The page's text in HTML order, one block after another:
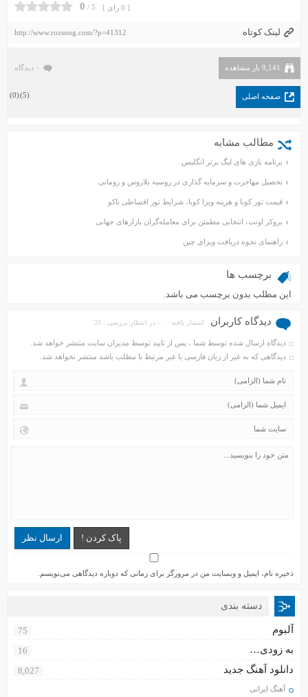
5 /
0 [ 0 رای ]
لینک کوتاه http://www.rozsong.com/?p=41312
9,141 بار مشاهده ۰ دیدگاه
صفحه اصلی (
5
)
(
0
)
مطالب مشابه
برنامه بازی های لیگ برتر انگلیس
تحصیل مهاجرت و سرمایه گذاری در روسیه بلاروس و رومانی
قیمت تور کوبا و هزینه ویزا کوبا، شرایط تور اقساطی باکو
بروکر اوتت، انتخابی مطمئن برای معامله‌گران بازارهای جهانی
راهنمای نحوه دریافت ویزای چین
برچسب ها
این مطلب بدون برچسب می باشد.
دیدگاه کاربران انتشار یافته : ۰ - در انتظار بررسی : 23
دیدگاه ارسال شده توسط شما ، پس از تایید توسط مدیران سایت منتشر خواهد شد.
دیدگاهی که به غیر از زبان فارسی یا غیر مرتبط با مطلب باشد منتشر نخواهد شد.
ارسال نظر پاک کردن !
ذخیره نام، ایمیل و وبسایت من در مرورگر برای زمانی که دوباره دیدگاهی می‌نویسم.
دسته بندی
آلبوم 75
به زودی… 16
دانلود آهنگ جدید 8,027
آهنگ ایرانی